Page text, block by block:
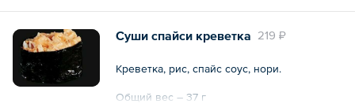
219 ₽
Суши спайси креветка
Креветка, рис, спайс соус, нори.
Общий вес – 37 г